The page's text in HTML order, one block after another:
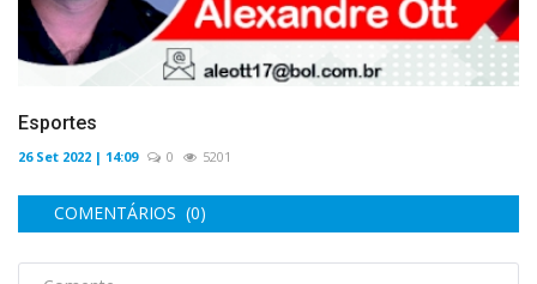
Esportes
26 Set 2022 | 14:09 0 5201
COMENTÁRIOS (0)